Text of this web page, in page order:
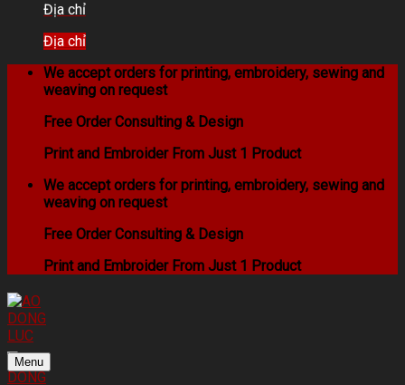
Địa chỉ
Địa chỉ
We accept orders for printing, embroidery, sewing and
weaving on request
Free Order Consulting & Design
Print and Embroider From Just 1 Product
We accept orders for printing, embroidery, sewing and
weaving on request
Free Order Consulting & Design
Print and Embroider From Just 1 Product
Menu